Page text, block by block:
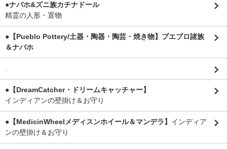
●ナバホ&ズニ族カチナドール
精霊の人形・置物
●【Pueblo Pottery/土器・陶器・陶芸・焼き物】プエブロ諸族
＆ナバホ
●【DreamCatcher・ドリームキャッチャー】
インディアンの壁掛け＆お守り
●【MedicinWheelメディスンホイール＆マンデラ】 インディア
ンの壁掛け＆お守り